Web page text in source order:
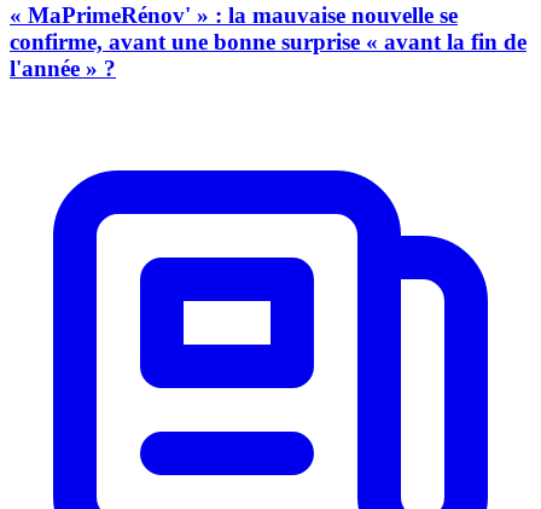
« MaPrimeRénov' » : la mauvaise nouvelle se
confirme, avant une bonne surprise « avant la fin de
l'année » ?